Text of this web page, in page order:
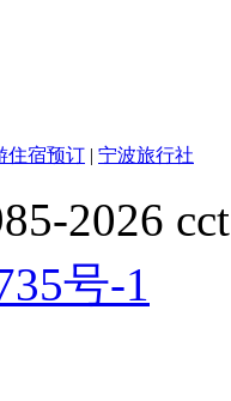
住宿预订 | 宁波旅行社
2026
号-1